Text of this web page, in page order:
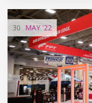
30 MAY '22